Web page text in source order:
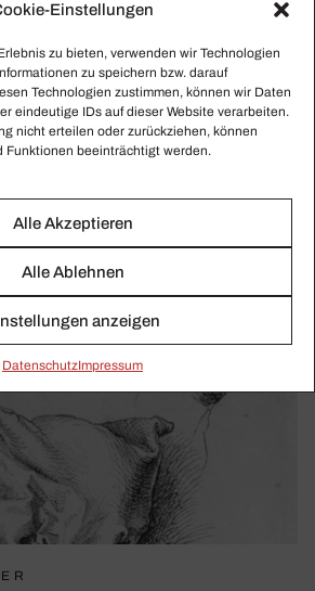
Einstellungen
zu bieten, verwenden wir Technologien
zu speichern bzw. darauf
Technologien zustimmen, können wir Daten
eindeutige IDs auf dieser Website verarbeiten.
nicht erteilen oder zurückziehen, können
Funktionen beeinträchtigt werden.
Alle Akzeptieren
Alle Ablehnen
anzeigen
Daten­schutzImpressum